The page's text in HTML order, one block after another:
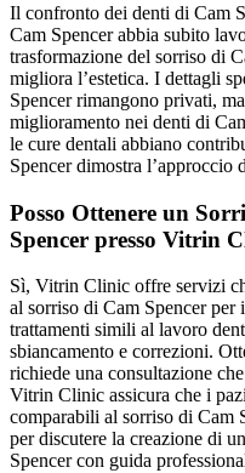
Il confronto dei denti di Cam
Cam Spencer abbia subito
trasformazione del sorriso di
migliora l’estetica. I dettagli
Spencer rimangono privati,
miglioramento nei denti di
le cure dentali abbiano
Spencer dimostra
Posso Ottenere un
Spencer presso Vitrin
Sì, Vitrin Clinic offre servizi
al sorriso di Cam Spencer
trattamenti simili al lavoro
sbiancamento e correzioni.
richiede una consultazione
Vitrin Clinic assicura che i
comparabili al sorriso di Cam
per discutere la creazione di
Spencer con guida